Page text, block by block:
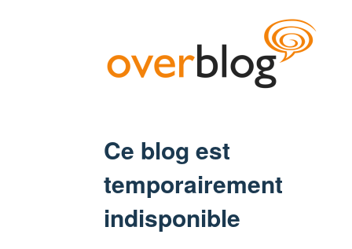
Ce blog est
temporairement
indisponible